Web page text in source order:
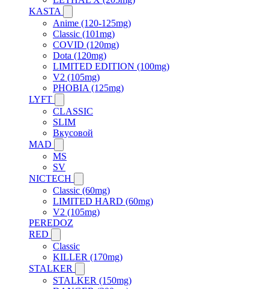
KASTA
Anime (120-125mg)
Classic (101mg)
COVID (120mg)
Dota (120mg)
LIMITED EDITION (100mg)
V2 (105mg)
PHOBIA (125mg)
LYFT
CLASSIC
SLIM
Вкусовой
MAD
MS
SV
NICTECH
Classic (60mg)
LIMITED HARD (60mg)
V2 (105mg)
PEREDOZ
RED
Classic
KILLER (170mg)
STALKER
STALKER (150mg)